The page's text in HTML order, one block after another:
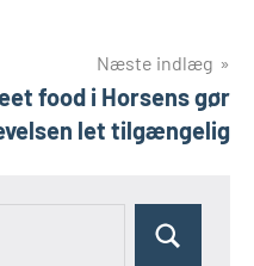
Næste indlæg
food i Horsens gør
let tilgængelig
Søg